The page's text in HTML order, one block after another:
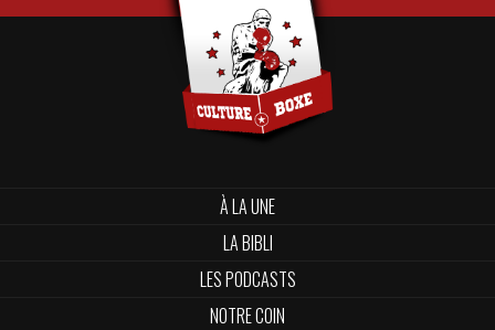
À LA UNE
LA BIBLI
LES PODCASTS
NOTRE COIN